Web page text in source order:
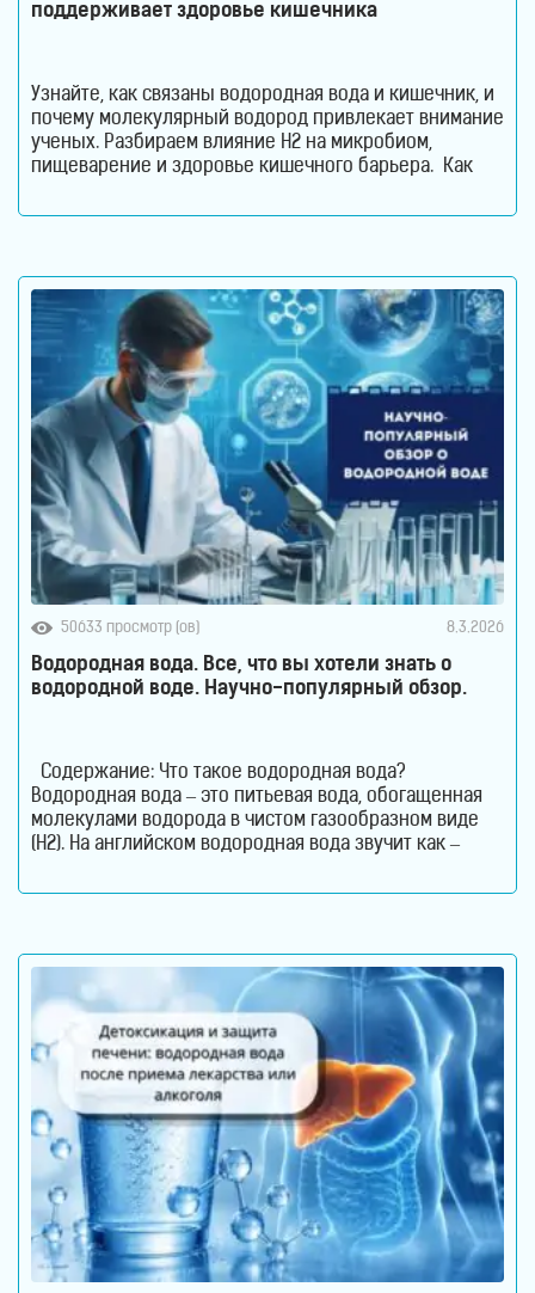
поддерживает здоровье кишечника
Узнайте, как связаны водородная вода и кишечник, и
почему молекулярный водород привлекает внимание
ученых. Разбираем влияние H2 на микробиом,
пищеварение и здоровье кишечного барьера. Как
Кишечник давно перестал считаться органом,
важнейших систем организма. Именно здесь
50633 просмотр (ов) 8.3.2026
Водородная вода. Все, что вы хотели знать о
водородной воде. Научно-популярный обзор.
Содержание: Что такое водородная вода?
Водородная вода – это питьевая вода, обогащенная
молекулами водорода в чистом газообразном виде
(H2). На английском водородная вода звучит как –
воде молекулы водорода не вступают в химическую